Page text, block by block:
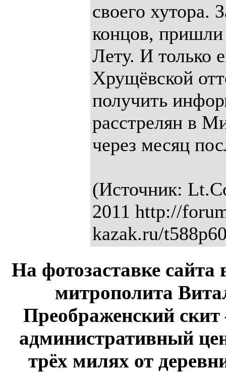
своего хутора.
концов,
Лету. И только
Хрущёвской
получить
расстрелян в
через месяц
(Источник:
2011 http://
kazak.ru/
На фотозаставке сайта
митрополита
Преображенский
административный
трёх милях от